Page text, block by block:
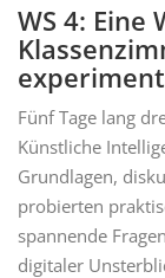
WS 4: Eine
Fünf Tage lang
Künstliche
Grundlagen,
probierten
spannende
digitaler